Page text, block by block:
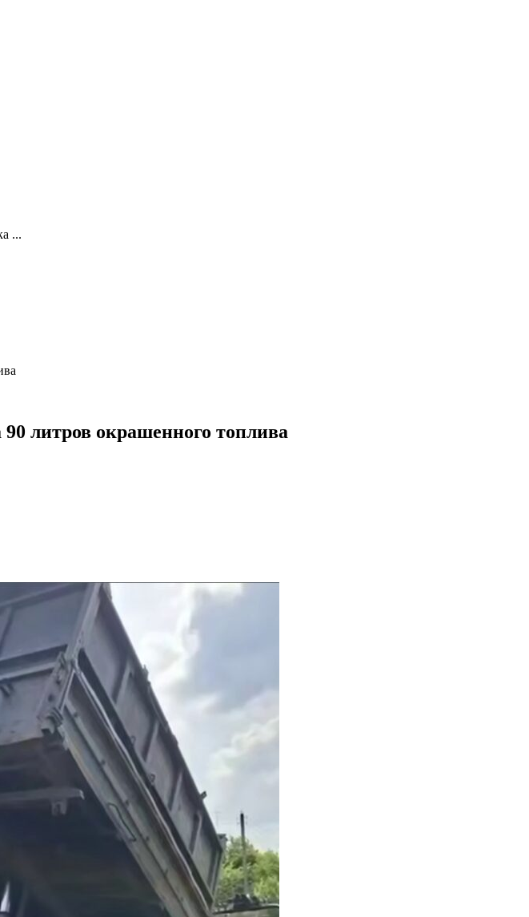
...
литров окрашенного топлива